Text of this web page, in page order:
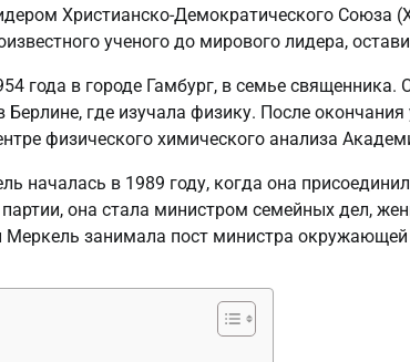
Христианско-Демократического Союза
ученого до мирового лидера,
года в городе Гамбург, в семье священника.
где изучала физику. После окончания
физического химического анализа
началась в 1989 году, когда она
она стала министром семейных дел,
Меркель занимала пост министра